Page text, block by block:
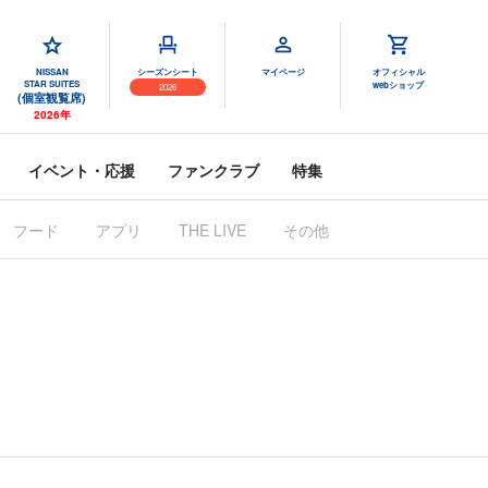
NISSAN
STAR SUITES
(個室観覧席)
2026年
シーズンシート
2026
マイページ
オフィシャル
webショップ
イベント・応援 ファンクラブ 特集
フード アプリ THE LIVE その他